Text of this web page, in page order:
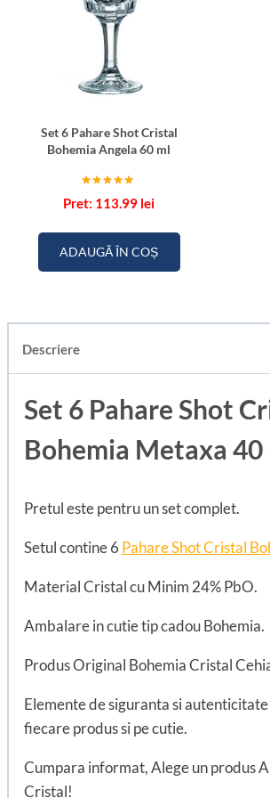
Set 6 Pahare Shot Cristal
Bohemia Angela 60 ml
5.00
113.99 lei
ADAUGĂ ÎN COȘ
Descriere
Set 6 Pahare Shot
Bohemia Metaxa 40
Pretul este pentru un set complet.
Setul contine 6 Pahare Shot Cristal
Material Cristal cu Minim 24% PbO.
Ambalare in cutie tip cadou Bohemia.
Produs Original Bohemia Cristal
Elemente de siguranta si
fiecare produs si pe cutie.
Cumpara informat, Alege un produs
Cristal!